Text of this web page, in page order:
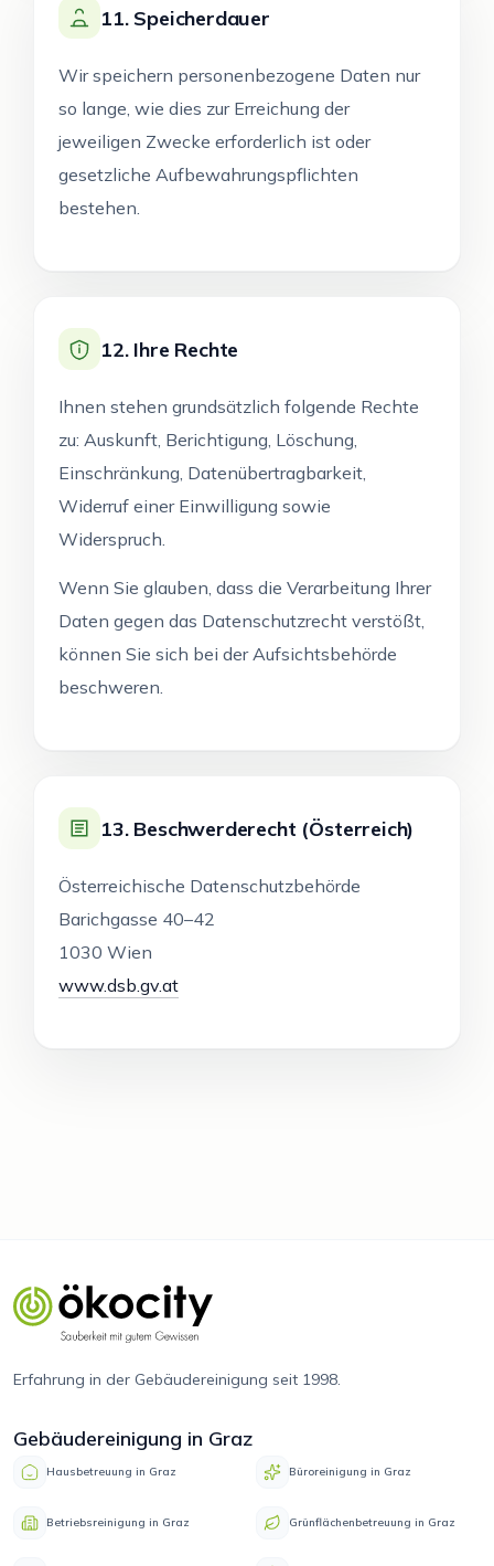
11. Speicherdauer
Wir speichern personenbezogene Daten nur
so lange, wie dies zur Erreichung der
jeweiligen Zwecke erforderlich ist oder
gesetzliche Aufbewahrungspflichten
bestehen.
12. Ihre Rechte
Ihnen stehen grundsätzlich folgende Rechte
zu: Auskunft, Berichtigung, Löschung,
Einschränkung, Datenübertragbarkeit,
Widerruf einer Einwilligung sowie
Widerspruch.
Wenn Sie glauben, dass die Verarbeitung Ihrer
Daten gegen das Datenschutzrecht verstößt,
können Sie sich bei der Aufsichtsbehörde
beschweren.
13. Beschwerderecht (Österreich)
Österreichische Datenschutzbehörde
Barichgasse 40–42
1030 Wien
www.dsb.gv.at
Erfahrung in der Gebäudereinigung seit 1998.
Gebäudereinigung in Graz
Hausbetreuung in Graz Büroreinigung in Graz
Betriebsreinigung in Graz Grünflächenbetreuung in Graz